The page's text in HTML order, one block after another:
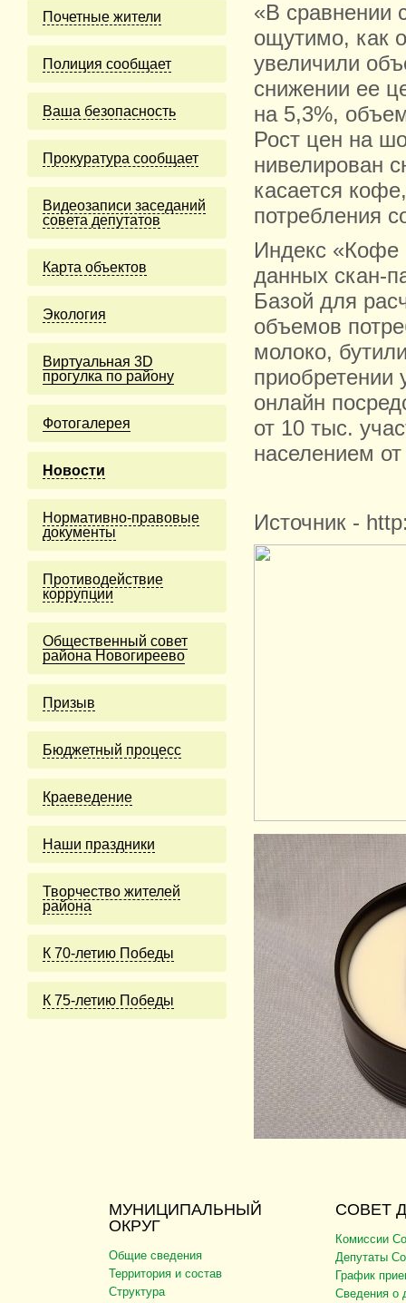
Почетные жители
Полиция сообщает
Ваша безопасность
Прокуратура сообщает
Видеозаписи заседаний
совета депутатов
Карта объектов
Экология
Виртуальная 3D
прогулка по району
Фотогалерея
Новости
Нормативно-правовые
документы
Противодействие
коррупции
Общественный совет
района Новогиреево
Призыв
Бюджетный процесс
Краеведение
Наши праздники
Творчество жителей
района
К 70-летию Победы
К 75-летию Победы
«В сравнении
ощутимо, как
увеличили
снижении ее
на 5,3%,
Рост цен на
нивелирован
касается
потребления
Индекс «Кофе
данных скан-
Базой для
объемов
молоко,
приобретении
онлайн
от 10 тыс.
населением
Источник -
МУНИЦИПАЛЬНЫЙ
ОКРУГ
Общие сведения
Территория и состав
Структура
СОВЕТ
Комиссии
Депутаты
График
Сведения о